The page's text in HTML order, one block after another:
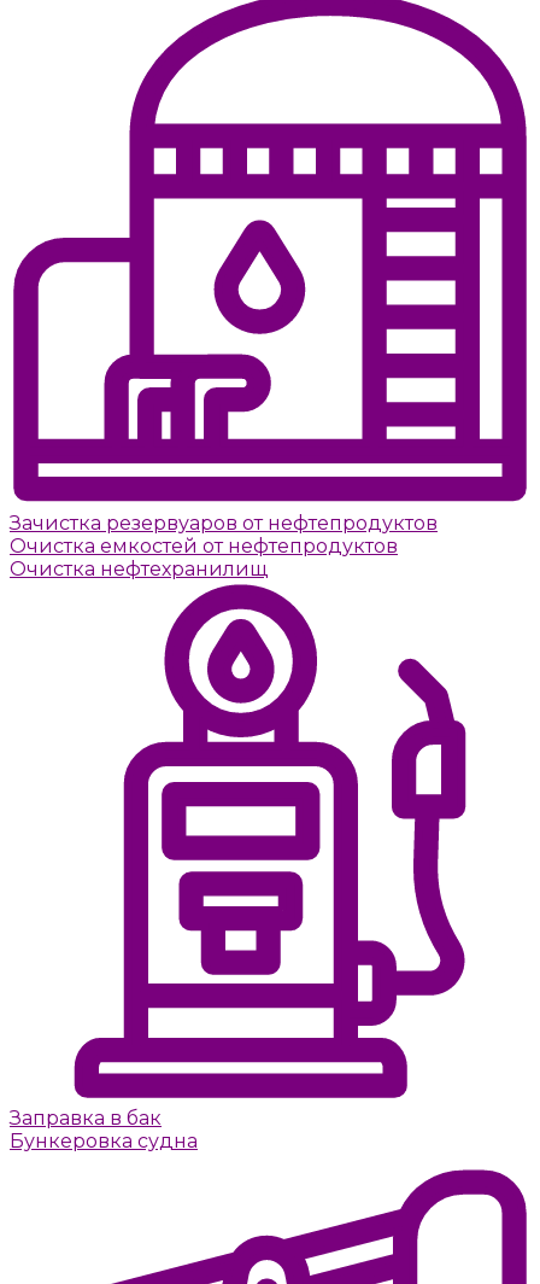
Зачистка резервуаров от нефтепродуктов
Очистка емкостей от нефтепродуктов
Очистка нефтехранилищ
Заправка в бак
Бункеровка судна